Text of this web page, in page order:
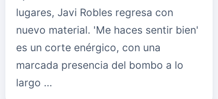
lugares, Javi Robles regresa con
nuevo material. 'Me haces sentir bien'
es un corte enérgico, con una
marcada presencia del bombo a lo
largo …